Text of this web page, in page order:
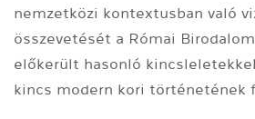
nemzetközi kontextusban való
összevetését a Római
előkerült hasonló
kincs modern kori történetének